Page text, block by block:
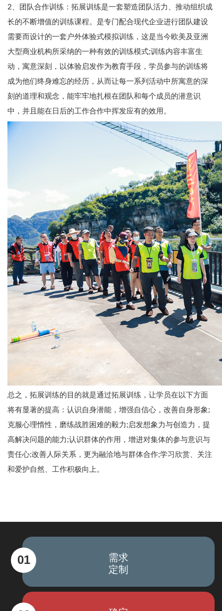
2、团队合作训练：拓展训练是一套塑造团队活力、推动组织成
长的不断增值的训练课程。是专门配合现代企业进行团队建设
需要而设计的一套户外体验式模拟训练，这是当今欧美及亚洲
大型商业机构所采纳的一种有效的训练模式;训练内容丰富生
动，寓意深刻，以体验启发作为教育手段，学员参与的训练将
成为他们终身难忘的经历，从而让每一系列活动中所寓意的深
刻的道理和观念，能牢牢地扎根在团队和每个成员的潜意识
中，并且能在日后的工作合作中挥发应有的效用。
总之，拓展训练的目的就是通过拓展训练，让学员在以下方面
将有显著的提高：认识自身潜能，增强自信心，改善自身形象;
克服心理惰性，磨练战胜困难的毅力;启发想象力与创造力，提
高解决问题的能力;认识群体的作用，增进对集体的参与意识与
责任心;改善人际关系，更为融洽地与群体合作;学习欣赏、关注
和爱护自然、工作积极向上。
01
需求
定制